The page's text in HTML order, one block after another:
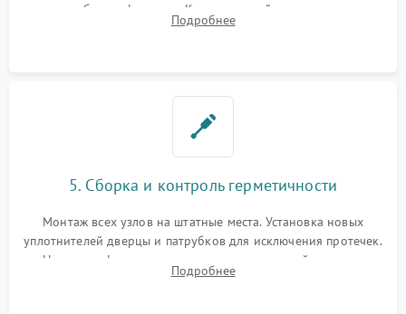
патрубках и фильтрах. Компонентный ремонт платы
управления, восстановление поврежденной проводки.
Подробнее
5. Сборка и контроль герметичности
Монтаж всех узлов на штатные места. Установка новых
уплотнителей дверцы и патрубков для исключения протечек.
Надежная фиксация хомутов гидравлической системы,
сборка корпуса и установка датчика поплавка.
Подробнее